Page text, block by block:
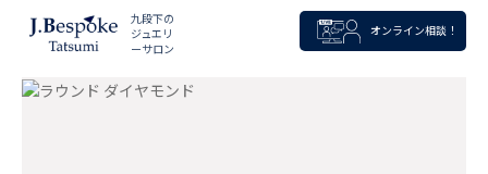
九段下の
ジュエリ
ーサロン
オンライン相談！